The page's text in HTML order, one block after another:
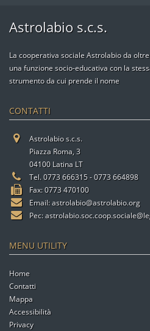
Astrolabio s.c.s.
La cooperativa sociale Astrolabio da
una funzione socio-educativa con la
strumento da cui prende il nome
CONTATTI
Astrolabio s.c.s.
Piazza Roma, 3
04100 Latina LT
Tel. 0773 666315 - 0773 664898
Fax: 0773 470100
Email:astrolabio@astrolabio.org
Pec:
MENU UTILITY
Home
Contatti
Mappa
Accessibilità
Privacy